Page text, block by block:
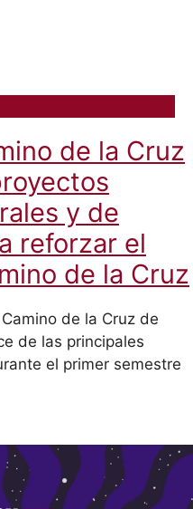
de la Cruz
y de
reforzar el
de la Cruz
de la Cruz de
de las principales
el primer semestre